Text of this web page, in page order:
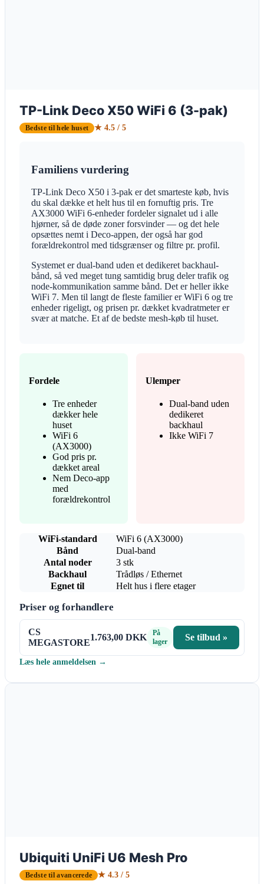
TP-Link Deco X50 WiFi 6 (3-pak)
Bedste til hele huset ★ 4.5 / 5
Familiens vurdering
TP-Link Deco X50 i 3-pak er det smarteste køb, hvis
du skal dække et helt hus til en fornuftig pris. Tre
AX3000 WiFi 6-enheder fordeler signalet ud i alle
hjørner, så de døde zoner forsvinder — og det hele
opsættes nemt i Deco-appen, der også har god
forældrekontrol med tidsgrænser og filtre pr. profil.
Systemet er dual-band uden et dedikeret backhaul-
bånd, så ved meget tung samtidig brug deler trafik og
node-kommunikation samme bånd. Det er heller ikke
WiFi 7. Men til langt de fleste familier er WiFi 6 og tre
enheder rigeligt, og prisen pr. dækket kvadratmeter er
svær at matche. Et af de bedste mesh-køb til huset.
Fordele
Tre enheder
dækker hele
huset
WiFi 6
(AX3000)
God pris pr.
dækket areal
Nem Deco-app
med
forældrekontrol
Ulemper
Dual-band uden
dedikeret
backhaul
Ikke WiFi 7
WiFi-standard
WiFi 6 (AX3000)
Bånd
Dual-band
Antal noder
3 stk
Backhaul
Trådløs / Ethernet
Egnet til
Helt hus i flere etager
Priser og forhandlere
CS
MEGASTORE
1.763,00 DKK
På
lager
Se tilbud »
Læs hele anmeldelsen →
Ubiquiti UniFi U6 Mesh Pro
Bedste til avancerede ★ 4.3 / 5